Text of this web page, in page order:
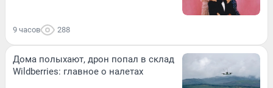
9 часов 288
Дома полыхают, дрон попал в склад
Wildberries: главное о налетах